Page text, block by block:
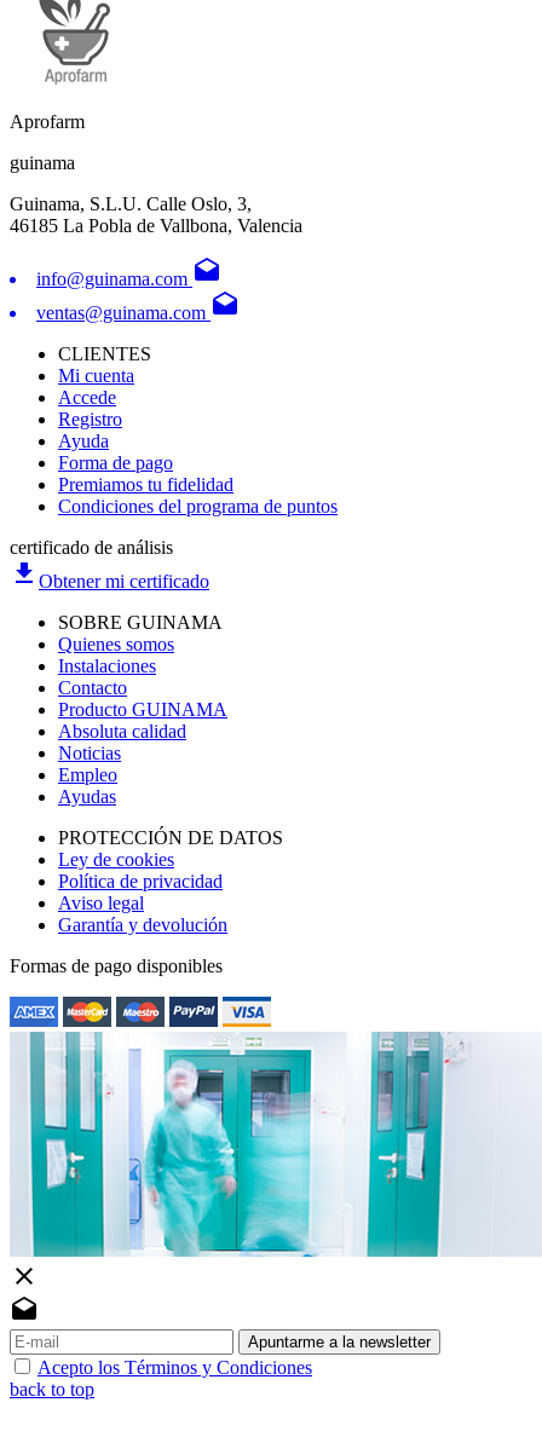
Aprofarm
guinama
Guinama, S.L.U. Calle Oslo, 3,
46185 La Pobla de Vallbona, Valencia
info@guinama.com drafts
ventas@guinama.com drafts
CLIENTES
Mi cuenta
Accede
Registro
Ayuda
Forma de pago
Premiamos tu fidelidad
Condiciones del programa de puntos
certificado de análisis
file_download Obtener mi certificado
SOBRE GUINAMA
Quienes somos
Instalaciones
Contacto
Producto GUINAMA
Absoluta calidad
Noticias
Empleo
Ayudas
PROTECCIÓN DE DATOS
Ley de cookies
Política de privacidad
Aviso legal
Garantía y devolución
Formas de pago disponibles
close
drafts
Apuntarme a la newsletter
Acepto los Términos y Condiciones
back to top